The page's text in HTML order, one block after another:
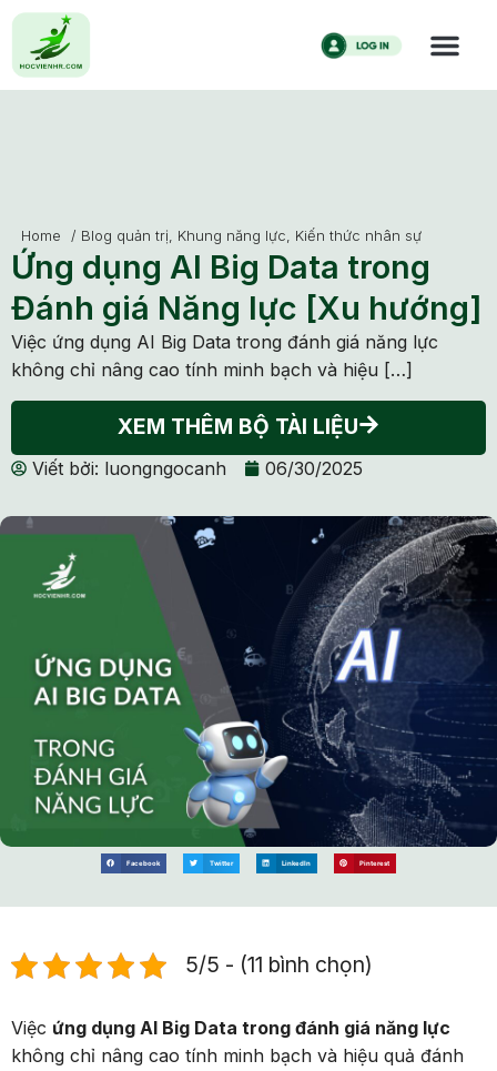
Home / Blog quản trị, Khung năng lực, Kiến thức nhân sự
Ứng dụng AI Big Data trong
Đánh giá Năng lực [Xu hướng]
Việc ứng dụng AI Big Data trong đánh giá năng lực
không chỉ nâng cao tính minh bạch và hiệu […]
XEM THÊM BỘ TÀI LIỆU
Viết bởi: luongngocanh 06/30/2025
Facebook Twitter LinkedIn Pinterest
5/5 - (11 bình chọn)
Việc ứng dụng AI Big Data trong đánh giá năng lực
không chỉ nâng cao tính minh bạch và hiệu quả đánh